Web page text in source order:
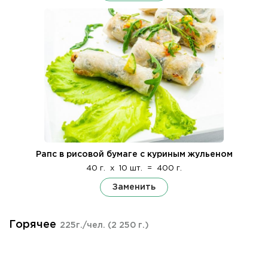
Рапс в рисовой бумаге с куриным жульеном
40 г. x 10 шт. = 400 г.
Заменить
Горячее 225г./чел. (2 250 г.)